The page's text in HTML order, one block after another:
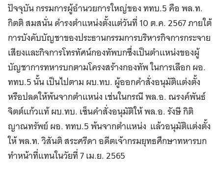
ปัจจุบัน กรรมการผู้อำนวยการใหญ่ของ ททบ.5 คือ พล.ท.
กิตติ สมสนั่น ดำรงตำแหน่งตั้งแต่วันที่ 10 ต.ค. 2567 ภายใต้
การบังคับบัญชาของประธานกรรมการบริหารกิจการกระจาย
เสียงและกิจการโทรทัศน์กองทัพบกซึ่งเป็นตำแหน่งของผู้
บัญชาการทหารบกตามโครงสร้างกองทัพ ในการเลือก ผอ.
ททบ.5 นั้น เป็นไปตาม ผบ.ทบ. ผู้ออกคำสั่งอนุมัติแต่งตั้ง
หรือปลดให้พ้นจากตำแหน่ง เช่นในกรณี พล.อ. ณรงค์พันธ์
จิตต์แก้วแท้ ผบ.ทบ. เซ็นคำสั่งอนุมัติให้ พล.อ. รังษี กิติ
ญาณทรัพย์ ผอ. ททบ.5 พ้นจากตำแหน่ง แล้วอนุมัติแต่งตั้ง
ให้ พล.ท. วิสันติ สระศรีดา อดีตเจ้ากรมยุทธศึกษาทหารบก
ทำหน้าที่แทนในวัยที่ 7 เม.ย. 2565